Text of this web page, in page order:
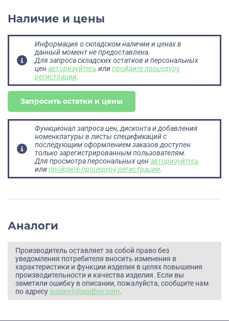
Наличие и цены
Информация о складском наличии и ценах в
данный момент не предоставлена.
Для запроса складских остатков и персональных
ценавторизуйтесьилипройдите процедуру
регистрации.
Запросить остатки и цены
Функционал запроса цен, дисконта и добавления
номенклатуры в листы спецификаций с
последующим оформлением заказов доступен
только зарегистрированным пользователям.
Для просмотра персональных ценавторизуйтесь
илипройдите процедуру регистрации.
Аналоги
Производитель оставляет за собой право без
уведомления потребителя вносить изменения в
характеристики и функции изделия в целях повышения
производительности и качества изделия. Если вы
заметили ошибку в описании, пожалуйста, сообщите нам
по адресу support@podbor.com.